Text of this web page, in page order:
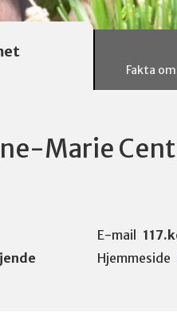
Fakta
Marie
E-mail
Hjemmeside